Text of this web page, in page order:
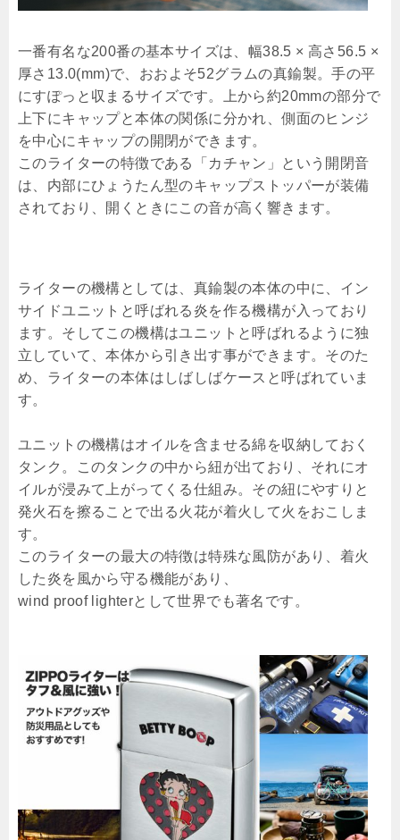
一番有名な200番の基本サイズは、幅38.5 × 高さ56.5 ×
厚さ13.0(mm)で、おおよそ52グラムの真鍮製。手の平
にすぽっと収まるサイズです。上から約20mmの部分で
上下にキャップと本体の関係に分かれ、側面のヒンジ
を中心にキャップの開閉ができます。
このライターの特徴である「カチャン」という開閉音
は、内部にひょうたん型のキャップストッパーが装備
されており、開くときにこの音が高く響きます。
ライターの機構としては、真鍮製の本体の中に、イン
サイドユニットと呼ばれる炎を作る機構が入っており
ます。そしてこの機構はユニットと呼ばれるように独
立していて、本体から引き出す事ができます。そのた
め、ライターの本体はしばしばケースと呼ばれていま
す。
ユニットの機構はオイルを含ませる綿を収納しておく
タンク。このタンクの中から紐が出ており、それにオ
イルが浸みて上がってくる仕組み。その紐にやすりと
発火石を擦ることで出る火花が着火して火をおこしま
す。
このライターの最大の特徴は特殊な風防があり、着火
した炎を風から守る機能があり、
wind proof lighterとして世界でも著名です。